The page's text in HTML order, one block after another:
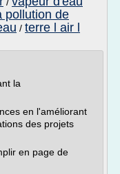
pollution de
/ terre l air l
la
en l'améliorant
des projets
en page de